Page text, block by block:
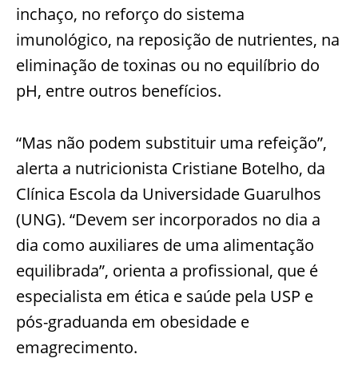
inchaço, no reforço do sistema
imunológico, na reposição de nutrientes, na
eliminação de toxinas ou no equilíbrio do
pH, entre outros benefícios.
“Mas não podem substituir uma refeição”,
alerta a nutricionista Cristiane Botelho, da
Clínica Escola da Universidade Guarulhos
(UNG). “Devem ser incorporados no dia a
dia como auxiliares de uma alimentação
equilibrada”, orienta a profissional, que é
especialista em ética e saúde pela USP e
pós-graduanda em obesidade e
emagrecimento.